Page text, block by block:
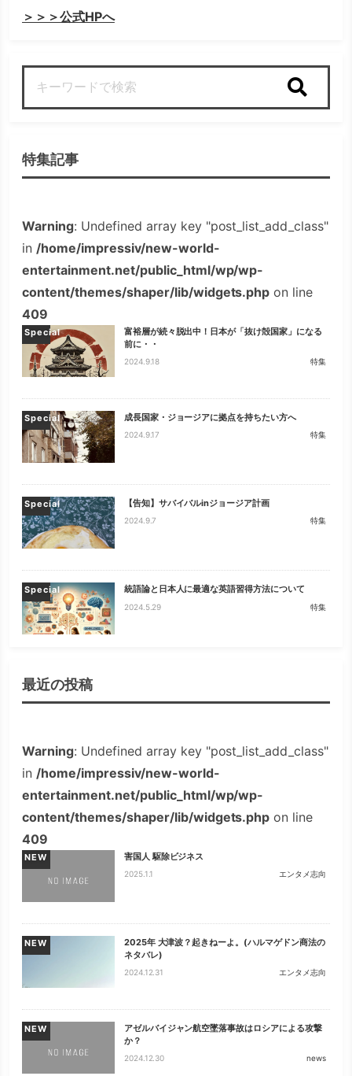
＞＞＞公式HPへ
特集記事
Warning: Undefined array key "post_list_add_class"
in /home/impressiv/new-world-
entertainment.net/public_html/wp/wp-
content/themes/shaper/lib/widgets.php on line
409
Special
富裕層が続々脱出中！日本が「抜け殻国家」になる
前に・・
2024.9.18 特集
Special 成長国家・ジョージアに拠点を持ちたい方へ
2024.9.17 特集
Special 【告知】サバイバルinジョージア計画
2024.9.7 特集
Special 統語論と日本人に最適な英語習得方法について
2024.5.29 特集
最近の投稿
Warning: Undefined array key "post_list_add_class"
in /home/impressiv/new-world-
entertainment.net/public_html/wp/wp-
content/themes/shaper/lib/widgets.php on line
409
NEW 害国人 駆除ビジネス
2025.1.1 エンタメ志向
NEW
2025年 大津波？起きねーよ。(ハルマゲドン商法の
ネタバレ)
2024.12.31 エンタメ志向
NEW
アゼルバイジャン航空墜落事故はロシアによる攻撃
か？
2024.12.30 news